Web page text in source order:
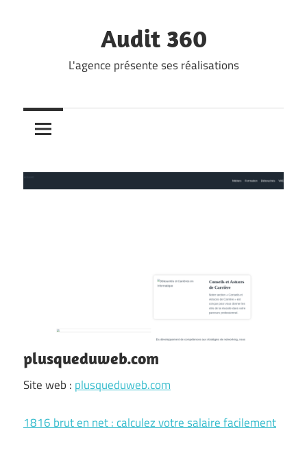
Audit 360
L'agence présente ses réalisations
plusqueduweb.com
Site web : plusqueduweb.com
1816 brut en net : calculez votre salaire facilement